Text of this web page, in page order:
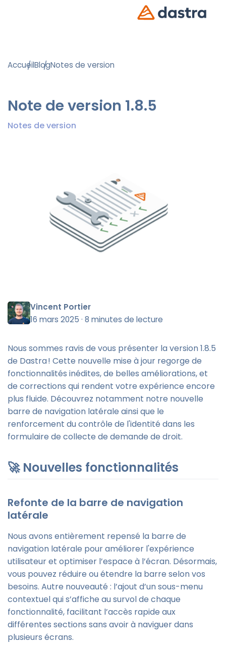
AccueilBlogNotes de version
Note de version 1.8.5
Notes de version
Vincent Portier
16 mars 2025 · 8 minutes de lecture
Nous sommes ravis de vous présenter la version 1.8.5
de Dastra ! Cette nouvelle mise à jour regorge de
fonctionnalités inédites, de belles améliorations, et
de corrections qui rendent votre expérience encore
plus fluide. Découvrez notamment notre nouvelle
barre de navigation latérale ainsi que le
renforcement du contrôle de l'identité dans les
formulaire de collecte de demande de droit.
🚀 Nouvelles fonctionnalités
Refonte de la barre de navigation
latérale
Nous avons entièrement repensé la barre de
navigation latérale pour améliorer l'expérience
utilisateur et optimiser l’espace à l’écran. Désormais,
vous pouvez réduire ou étendre la barre selon vos
besoins. Autre nouveauté : l’ajout d’un sous-menu
contextuel qui s’affiche au survol de chaque
fonctionnalité, facilitant l’accès rapide aux
différentes sections sans avoir à naviguer dans
plusieurs écrans.